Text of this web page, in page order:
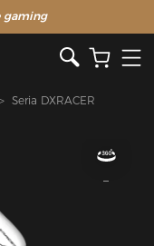
gaming
Seria DXRACER